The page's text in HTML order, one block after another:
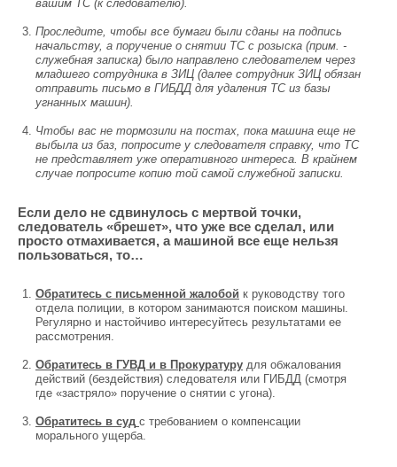
вашим ТС (к следователю).
Проследите, чтобы все бумаги были сданы на подпись
начальству, а поручение о снятии ТС с розыска (прим. -
служебная записка) было направлено следователем через
младшего сотрудника в ЗИЦ (далее сотрудник ЗИЦ обязан
отправить письмо в ГИБДД для удаления ТС из базы
угнанных машин).
Чтобы вас не тормозили на постах, пока машина еще не
выбыла из баз, попросите у следователя справку, что ТС
не представляет уже оперативного интереса. В крайнем
случае попросите копию той самой служебной записки.
Если дело не сдвинулось с мертвой точки,
следователь «брешет», что уже все сделал, или
просто отмахивается, а машиной все еще нельзя
пользоваться, то…
Обратитесь с письменной жалобой к руководству того
отдела полиции, в котором занимаются поиском машины.
Регулярно и настойчиво интересуйтесь результатами ее
рассмотрения.
Обратитесь в ГУВД и в Прокуратуру для обжалования
действий (бездействия) следователя или ГИБДД (смотря
где «застряло» поручение о снятии с угона).
Обратитесь в суд с требованием о компенсации
морального ущерба.